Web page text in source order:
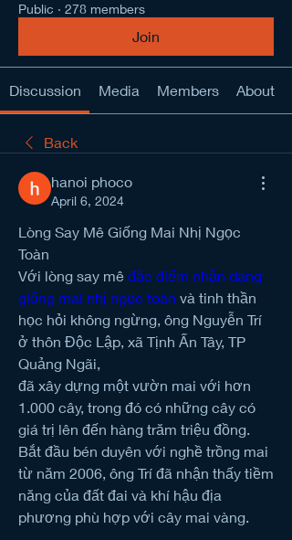
Public · 278 members
Join
Discussion Media Members About
Back
hanoi phoco
April 6, 2024
Lòng Say Mê Giống Mai Nhị Ngọc
Toàn
Với lòng say mê đặc điểm nhận dạng
giống mai nhị ngọc toàn và tinh thần
học hỏi không ngừng, ông Nguyễn Trí
ở thôn Độc Lập, xã Tịnh Ấn Tây, TP
Quảng Ngãi,
đã xây dựng một vườn mai với hơn
1.000 cây, trong đó có những cây có
giá trị lên đến hàng trăm triệu đồng.
Bắt đầu bén duyên với nghề trồng mai
từ năm 2006, ông Trí đã nhận thấy tiềm
năng của đất đai và khí hậu địa
phương phù hợp với cây mai vàng.